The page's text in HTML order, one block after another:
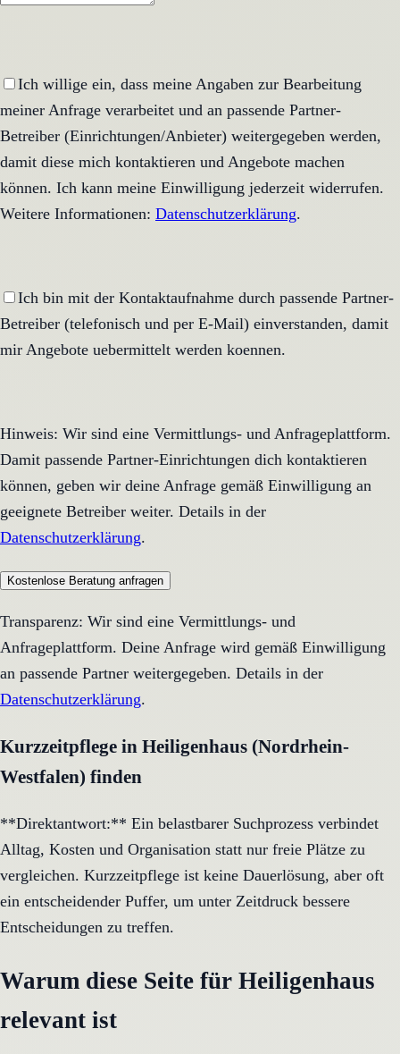
Ich willige ein, dass meine Angaben zur Bearbeitung
meiner Anfrage verarbeitet und an passende Partner-
Betreiber (Einrichtungen/Anbieter) weitergegeben werden,
damit diese mich kontaktieren und Angebote machen
können. Ich kann meine Einwilligung jederzeit widerrufen.
Weitere Informationen: Datenschutzerklärung.
Ich bin mit der Kontaktaufnahme durch passende Partner-
Betreiber (telefonisch und per E-Mail) einverstanden, damit
mir Angebote uebermittelt werden koennen.
Hinweis: Wir sind eine Vermittlungs- und Anfrageplattform.
Damit passende Partner-Einrichtungen dich kontaktieren
können, geben wir deine Anfrage gemäß Einwilligung an
geeignete Betreiber weiter. Details in der
Datenschutzerklärung.
Kostenlose Beratung anfragen
Transparenz: Wir sind eine Vermittlungs- und
Anfrageplattform. Deine Anfrage wird gemäß Einwilligung
an passende Partner weitergegeben. Details in der
Datenschutzerklärung.
Kurzzeitpflege in Heiligenhaus (Nordrhein-
Westfalen) finden
**Direktantwort:** Ein belastbarer Suchprozess verbindet
Alltag, Kosten und Organisation statt nur freie Plätze zu
vergleichen. Kurzzeitpflege ist keine Dauerlösung, aber oft
ein entscheidender Puffer, um unter Zeitdruck bessere
Entscheidungen zu treffen.
Warum diese Seite für Heiligenhaus
relevant ist